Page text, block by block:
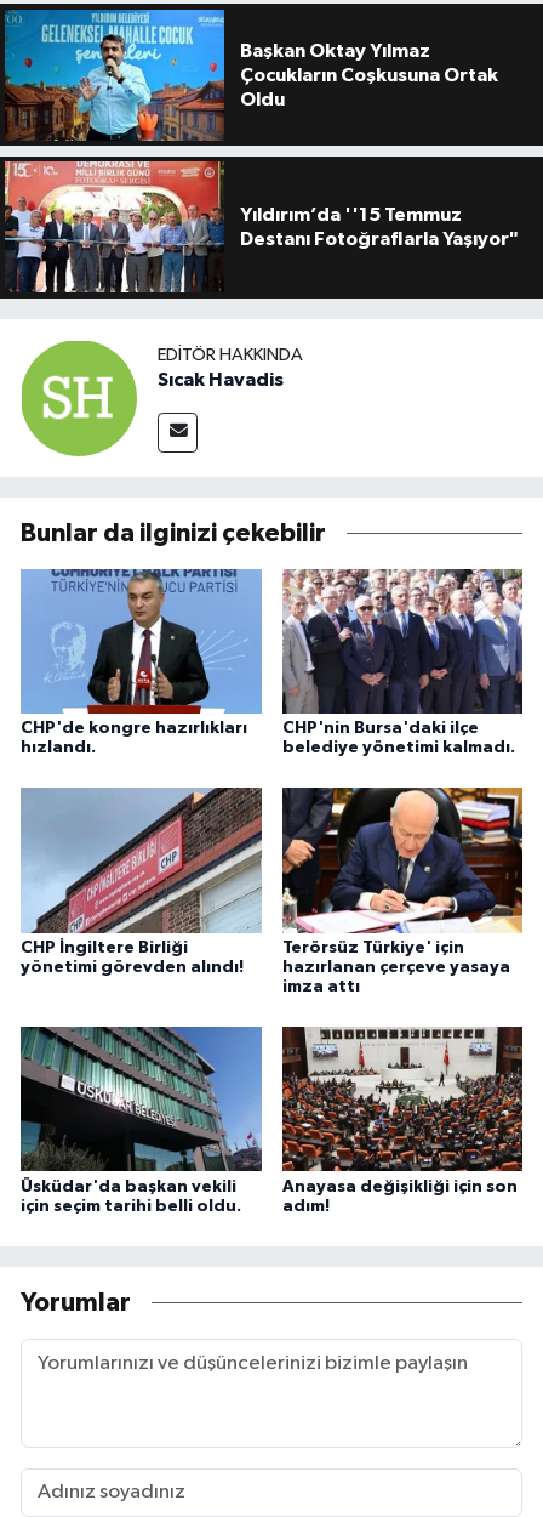
Başkan Oktay Yılmaz
Çocukların Coşkusuna Ortak
Oldu
Yıldırım’da ''15 Temmuz
Destanı Fotoğraflarla Yaşıyor"
EDITÖR HAKKINDA
Sıcak Havadis
Bunlar da ilginizi çekebilir
CHP'de kongre hazırlıkları
hızlandı.
CHP'nin Bursa'daki ilçe
belediye yönetimi kalmadı.
CHP İngiltere Birliği
yönetimi görevden alındı!
Terörsüz Türkiye' için
hazırlanan çerçeve yasaya
imza attı
Üsküdar'da başkan vekili
için seçim tarihi belli oldu.
Anayasa değişikliği için son
adım!
Yorumlar